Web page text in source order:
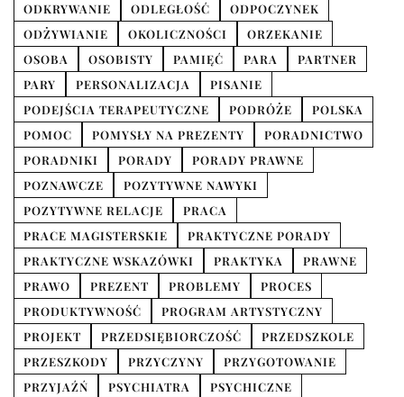
ODKRYWANIE ODLEGŁOŚĆ
ODPOCZYNEK
ODŻYWIANIE
OKOLICZNOŚCI
ORZEKANIE
OSOBA
OSOBISTY PAMIĘĆ PARA
PARTNER
PARY
PERSONALIZACJA
PISANIE
PODEJŚCIA TERAPEUTYCZNE
PODRÓŻE
POLSKA
POMOC
POMYSŁY NA PREZENTY
PORADNICTWO
PORADNIKI
PORADY
PORADY PRAWNE
POZNAWCZE
POZYTYWNE NAWYKI
POZYTYWNE RELACJE
PRACA
PRACE MAGISTERSKIE
PRAKTYCZNE PORADY
PRAKTYCZNE WSKAZÓWKI
PRAKTYKA
PRAWNE
PRAWO
PREZENT PROBLEMY
PROCES
PRODUKTYWNOŚĆ
PROGRAM ARTYSTYCZNY
PROJEKT
PRZEDSIĘBIORCZOŚĆ
PRZEDSZKOLE
PRZESZKODY
PRZYCZYNY
PRZYGOTOWANIE
PRZYJAŹŃ
PSYCHIATRA
PSYCHICZNE